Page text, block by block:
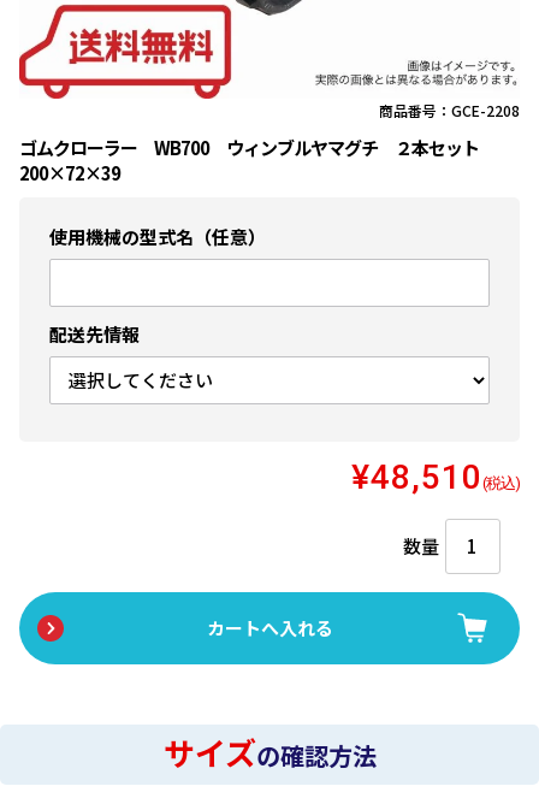
商品番号：GCE-2208
ゴムクローラー WB700 ウィンブルヤマグチ ２本セット
200×72×39
使用機械の型式名（任意）
配送先情報
¥48,510 (税込)
数量
サイズの確認方法